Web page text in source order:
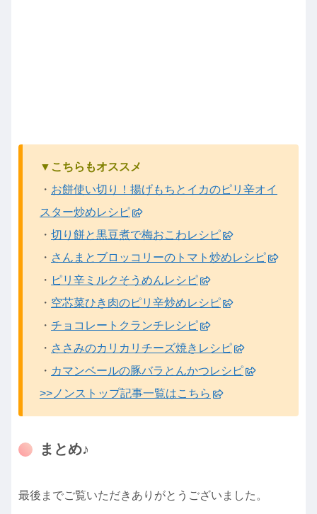
▼こちらもオススメ
・ お餅使い切り！揚げもちとイカのピリ辛オイ
スター炒めレシピ
・ 切り餅と黒豆煮で梅おこわレシピ
・ さんまとブロッコリーのトマト炒めレシピ
・ ピリ辛ミルクそうめんレシピ
・ 空芯菜ひき肉のピリ辛炒めレシピ
・ チョコレートクランチレシピ
・ ささみのカリカリチーズ焼きレシピ
・ カマンベールの豚バラとんかつレシピ
>>ノンストップ記事一覧はこちら
まとめ♪
最後までご覧いただきありがとうございました。